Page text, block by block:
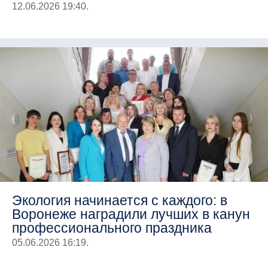
12.06.2026 19:40.
Экология начинается с каждого: в
Воронеже наградили лучших в канун
профессионального праздника
05.06.2026 16:19.